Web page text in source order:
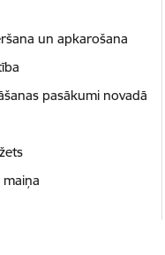
un apkarošana
pasākumi novadā
maiņa